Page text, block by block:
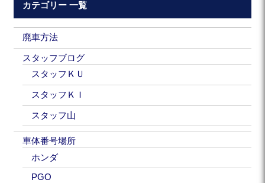
カテゴリー 一覧
廃車方法
スタッフブログ
スタッフＫＵ
スタッフＫＩ
スタッフ山
車体番号場所
ホンダ
PGO